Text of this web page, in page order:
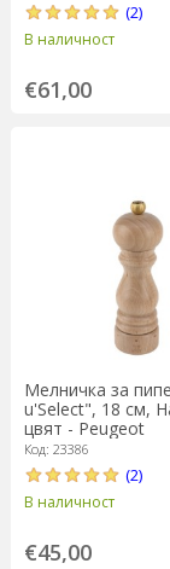
(2)
В наличност
€61,00
Мелничка за
u'Select", 18 см,
цвят - Peugeot
Код: 23386
(2)
В наличност
€45,00